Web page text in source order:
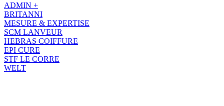
ADMIN +
BRITANNI
MESURE & EXPERTISE
SCM LANVEUR
HEBRAS COIFFURE
EPI CURE
STF LE CORRE
WELT